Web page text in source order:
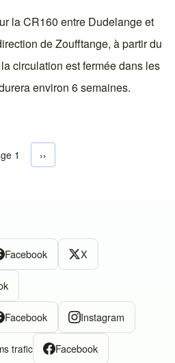
la CR160 entre Dudelange et
de Zoufftange, à partir du
circulation est fermée dans les
environ 6 semaines.
Pagination
1 Next page
››
Facebook X
Facebook Instagram
trafic Facebook